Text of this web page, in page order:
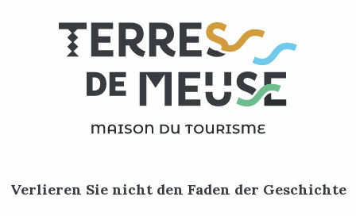
Verlieren Sie nicht den Faden der Geschichte